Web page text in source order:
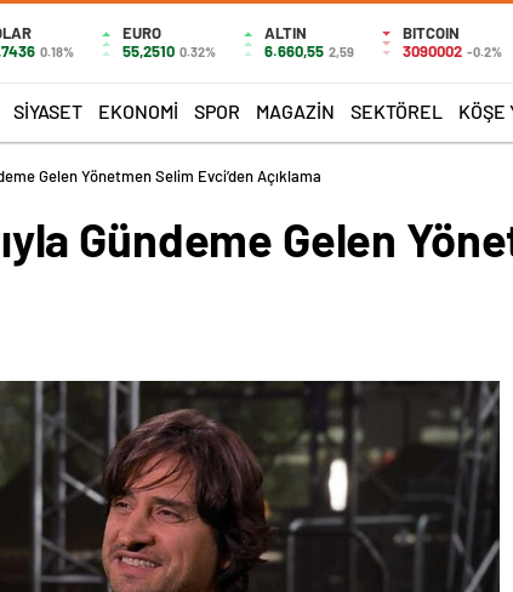
0.18%
EURO
55,2510 0.32%
ALTIN
6.660,55 2,59
BITCOIN
3090002 -0.2%
SIYASET EKONOMI SPOR MAGAZIN SEKTÖREL KÖŞE
Gelen Yönetmen Selim Evci’den Açıklama
Gündeme Gelen